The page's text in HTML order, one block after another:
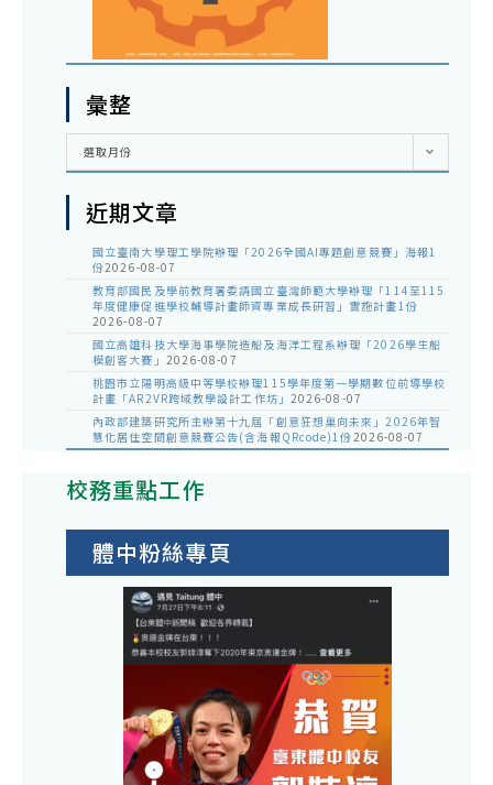
彙整
彙
選取月份
近期文章
國立臺南大學理工學院辦理「2026全國AI專題創意競賽」海報1
份2026-08-07
教育部國民及學前教育署委請國立臺灣師範大學辦理「114至115
年度健康促進學校輔導計畫師資專業成長研習」實施計畫1份
2026-08-07
國立高雄科技大學海事學院造船及海洋工程系辦理「2026學生船
模創客大賽」 2026-08-07
桃園市立陽明高級中等學校辦理115學年度第一學期數位前導學校
計畫「AR2VR跨域教學設計工作坊」 2026-08-07
內政部建築研究所主辦第十九屆「創意狂想巢向未來」2026年智
慧化居住空間創意競賽公告(含海報QRcode)1份2026-08-07
校務重點工作
體中粉絲專頁